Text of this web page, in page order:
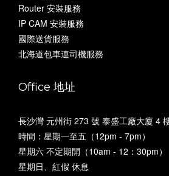
Router 安裝服務
IP CAM 安裝服務
國際送貨服務
北海道包車連司機服務
Office 地址
長沙灣 元州街 273 號 泰盛工廠大廈 4
時間：星期一至五（12pm - 7pm）
星期六 不定期開（10am - 12：30pm）
星期日、紅假 休息